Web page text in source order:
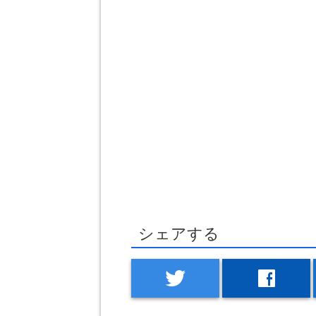
シェアする
twitter facebook